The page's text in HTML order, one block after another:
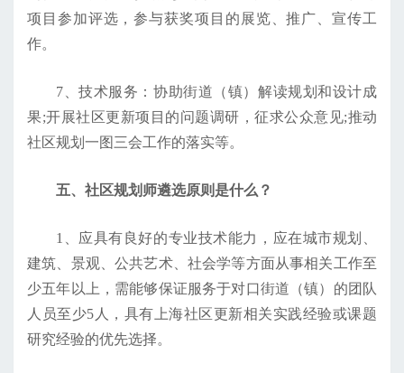
项目参加评选，参与获奖项目的展览、推广、宣传工
作。
7、技术服务：协助街道（镇）解读规划和设计成
果;开展社区更新项目的问题调研，征求公众意见;推动
社区规划一图三会工作的落实等。
五、社区规划师遴选原则是什么？
1、应具有良好的专业技术能力，应在城市规划、
建筑、景观、公共艺术、社会学等方面从事相关工作至
少五年以上，需能够保证服务于对口街道（镇）的团队
人员至少5人，具有上海社区更新相关实践经验或课题
研究经验的优先选择。